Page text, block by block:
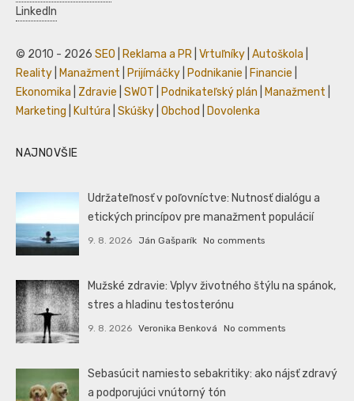
LinkedIn
© 2010 - 2026 SEO Reklama a PR Vrtuľníky Autoškola
Reality
Manažment Prijímáčky Podnikanie Financie
Ekonomika
Zdravie SWOT Podnikateľský plán Manažment
Marketing
Kultúra Skúšky Obchod Dovolenka
NAJNOVŠIE
Udržateľnosť v poľovníctve: Nutnosť dialógu a
etických princípov pre manažment populácií
9. 8. 2026 Ján Gašparík No comments
Mužské zdravie: Vplyv životného štýlu na spánok,
stres a hladinu testosterónu
9. 8. 2026 Veronika Benková No comments
Sebasúcit namiesto sebakritiky: ako nájsť zdravý
a podporujúci vnútorný tón